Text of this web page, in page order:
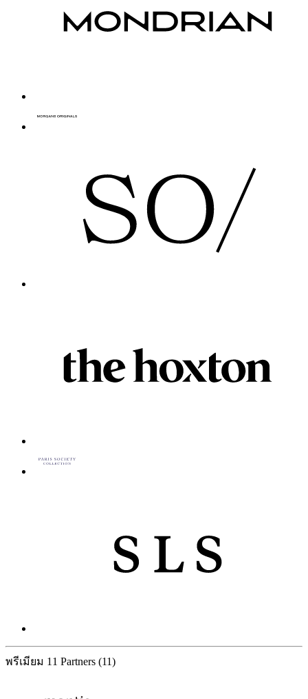
พรีเมียม 11 Partners (11)